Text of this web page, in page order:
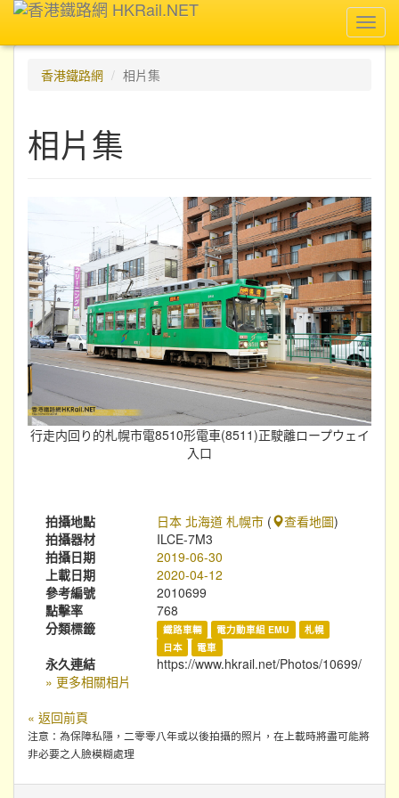
香港鐵路網
相片集
相片集
行走内回り的札幌市電8510形電車(8511)正駛離ロープウェイ
入口
拍攝地點 日本 北海道 札幌市 ( 查看地圖)
拍攝器材
ILCE-7M3
拍攝日期
2019-06-30
上載日期
2020-04-12
參考編號
2010699
點擊率
768
分類標籤
鐵路車輛 電力動車組 EMU
札幌
日本
電車
永久連結
https://www.hkrail.net/Photos/10699/
» 更多相關相片
« 返回前頁
注意：為保障私隱，二零零八年或以後拍攝的照片，在上載時將盡可能將
非必要之人臉模糊處理